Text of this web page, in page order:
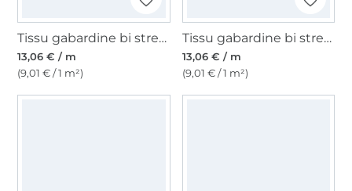
Tissu gabardine bi stretch, rouge
13,06 € / m
(9,01 € / 1 m²)
Tissu gabardine bi stretch, poudre
13,06 € / m
(9,01 € / 1 m²)